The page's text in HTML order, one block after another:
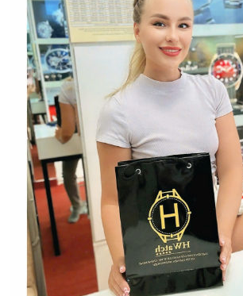
HWATCH Chuyên Nhập khẩu Và
Đồng Hồ Chính Hãng
Đồng Hồ Chính Hãng
Hwatch Chuyên Nhập khẩu Và Phân
Đồng Hồ Chính Hãng